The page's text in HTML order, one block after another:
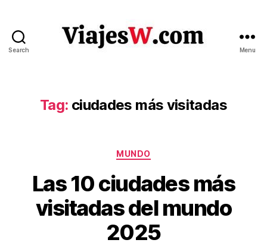
Search Menu
Tag: ciudades más visitadas
Categories
MUNDO
Las 10 ciudades más
visitadas del mundo
2025
B
V
ia
M
a
c
h